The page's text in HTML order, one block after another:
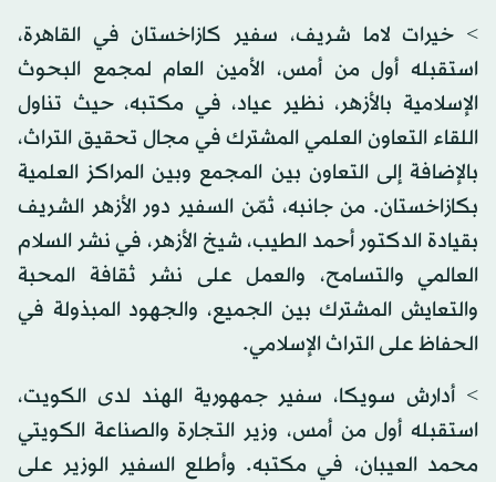
> خيرات لاما شريف، سفير كازاخستان في القاهرة،
استقبله أول من أمس، الأمين العام لمجمع البحوث
الإسلامية بالأزهر، نظير عياد، في مكتبه، حيث تناول
اللقاء التعاون العلمي المشترك في مجال تحقيق التراث،
بالإضافة إلى التعاون بين المجمع وبين المراكز العلمية
بكازاخستان. من جانبه، ثمّن السفير دور الأزهر الشريف
بقيادة الدكتور أحمد الطيب، شيخ الأزهر، في نشر السلام
العالمي والتسامح، والعمل على نشر ثقافة المحبة
والتعايش المشترك بين الجميع، والجهود المبذولة في
الحفاظ على التراث الإسلامي.
> أدارش سويكا، سفير جمهورية الهند لدى الكويت،
استقبله أول من أمس، وزير التجارة والصناعة الكويتي
محمد العيبان، في مكتبه. وأطلع السفير الوزير على